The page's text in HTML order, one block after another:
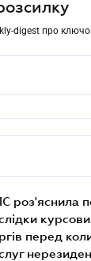
digest про
роз'яснила
перед